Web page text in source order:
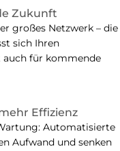
Zukunft
großes Netzwerk – die
sich Ihren
für kommende
Effizienz
Automatisierte
Aufwand und senken